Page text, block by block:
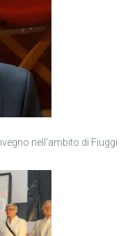
nell’ambito di Fiuggi